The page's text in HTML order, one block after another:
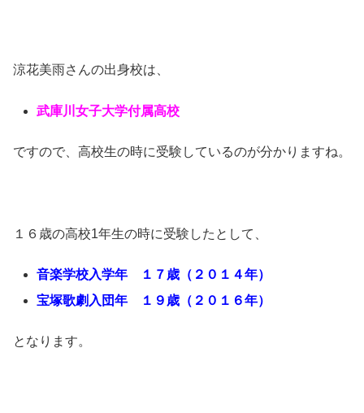
涼花美雨さんの出身校は、
武庫川女子大学付属高校
ですので、高校生の時に受験しているのが分かりますね。
１６歳の高校1年生の時に受験したとして、
音楽学校入学年 １７歳（２０１４年）
宝塚歌劇入団年 １９歳（２０１６年）
となります。